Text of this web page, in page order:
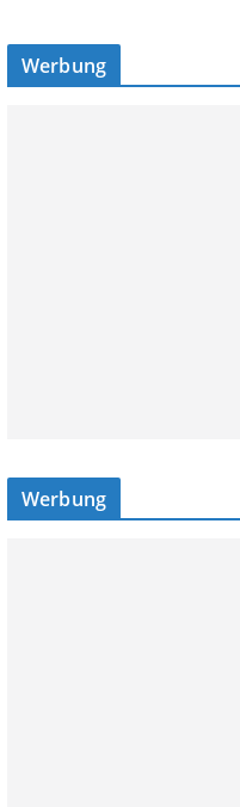
Werbung
Werbung